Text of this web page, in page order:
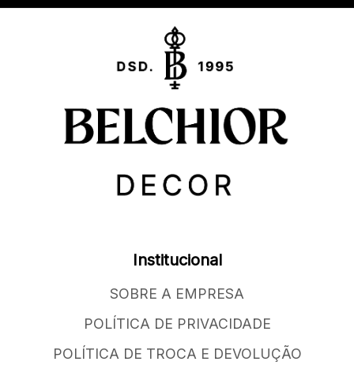
Institucional
SOBRE A EMPRESA
POLÍTICA DE PRIVACIDADE
POLÍTICA DE TROCA E DEVOLUÇÃO